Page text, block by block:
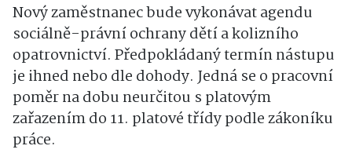
Nový zaměstnanec bude vykonávat agendu
sociálně-právní ochrany dětí a kolizního
opatrovnictví. Předpokládaný termín nástupu
je ihned nebo dle dohody. Jedná se o pracovní
poměr na dobu neurčitou s platovým
zařazením do 11. platové třídy podle zákoníku
práce.